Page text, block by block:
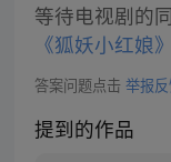
等待电视剧的
《狐妖小红娘》
答案问题点击 举报
提到的作品